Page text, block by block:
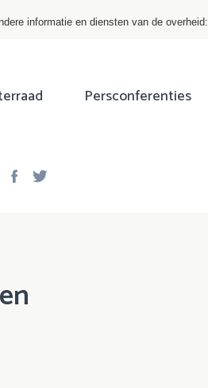
informatie en diensten van de overheid:
Persconferenties
Facebook